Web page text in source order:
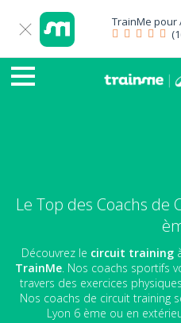
TrainMe pour
Le Top des Coachs de
Découvrez le circuit training
TrainMe. Nos coachs sportifs
travers des exercices
Nos coachs de circuit training
Lyon 6 ème ou en